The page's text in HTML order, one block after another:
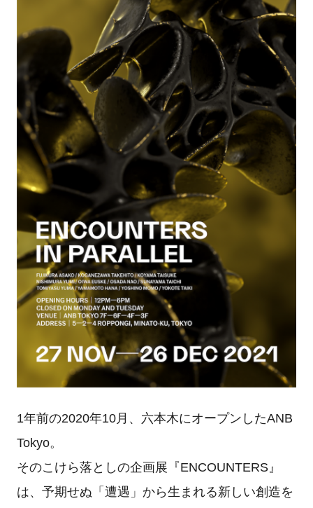
1年前の2020年10月、六本木にオープンしたANB
Tokyo。
そのこけら落としの企画展『ENCOUNTERS』
は、予期せぬ「遭遇」から生まれる新しい創造を